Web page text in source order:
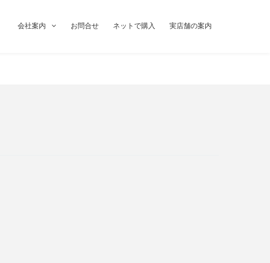
会社案内 お問合せ ネットで購入 実店舗の案内